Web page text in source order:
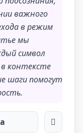
важного
в режим
мы
символ
контексте
шаги помогут